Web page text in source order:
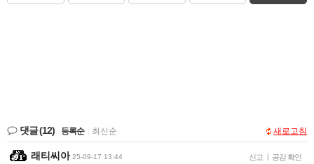
댓글(12) 등록순 최신순 새로고침
래티씨아 25-09-17 13:44 신고 | 공감 확인